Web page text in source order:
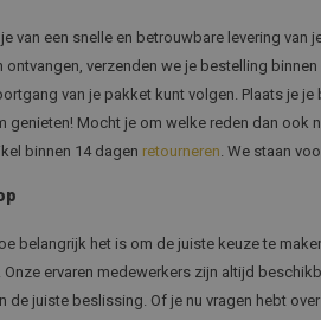
van een snelle en betrouwbare levering van
verzenden we je bestelling
van je pakket kunt volgen. Plaats je je
genieten! Mocht je om welke reden dan ook
binnen 14 dagen retourneren. We staan
belangrijk het is om de juiste keuze te
ervaren medewerkers zijn altijd
de juiste beslissing. Of je nu vragen hebt